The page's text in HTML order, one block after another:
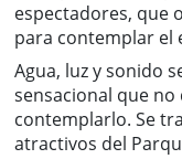
espectadores, que
para contemplar el
Agua, luz y sonido
sensacional que
contemplarlo. Se
atractivos del